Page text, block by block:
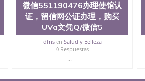
微信551190476办理使馆认
证，留信网公证办理，购买
UVa文凭Q/微信5
dfnsen Salud y Belleza
0 Respuestas
...